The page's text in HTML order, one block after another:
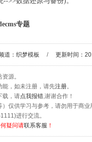
专题
道： 织梦模板 / 更新时间：
源。
，如未注册，请先注册。
载，请点我报错,谢谢合作！
仅供学习与参考，请勿用于商业
进行交流。
疑问请联系客服 ！